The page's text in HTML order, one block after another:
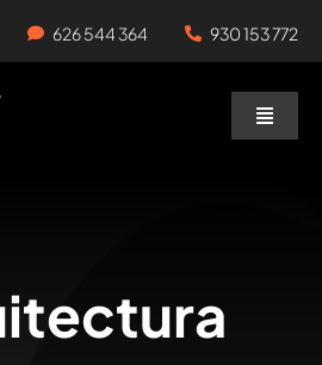
626 544 364 930 153 772
Toggle